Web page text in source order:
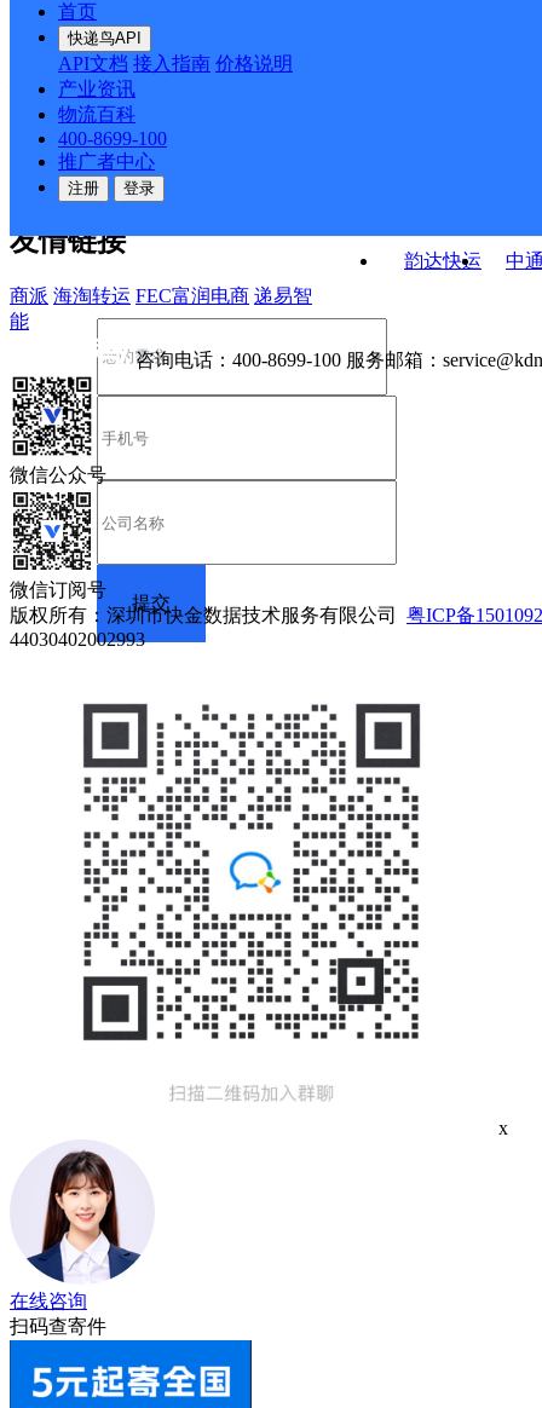
首页
快递鸟API
API文档 接入指南 价格说明
产业资讯
物流百科
400-8699-100
推广者中心
注册 登录
韵达快运
中
API接口 DEMO下载
关于我们
公司介绍 企业动态
合作伙伴 快递鸟接口服务协议
户隐私政策
友情链接
商派 海淘转运 FEC富润电商 递易智
能
咨询电话： 400-8699-100 服务邮箱：
微信公众号
微信订阅号
版权所有：深圳市快金数据技术服务有限公司 粤ICP备
44030402002993
x
在线咨询
扫码查寄件